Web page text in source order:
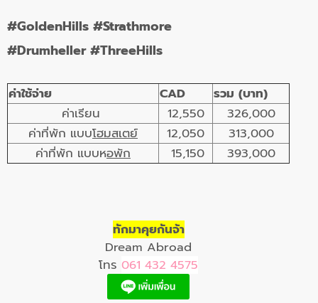
#GoldenHills #Strathmore
#Drumheller #ThreeHills
ค่าใช้จ่าย CAD
รวม (บาท)
ค่าเรียน
12,550
326,000
ค่าที่พัก แบบโฮมสเตย์ 12,050
313,000
ค่าที่พัก แบบหอพัก 15,150 393,000
ทักมาคุยกันจ้า
Dream Abroad
โทร 061 432 4575